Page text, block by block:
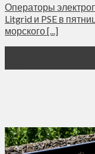
Операторы
Litgrid и PSE в
морского [...]